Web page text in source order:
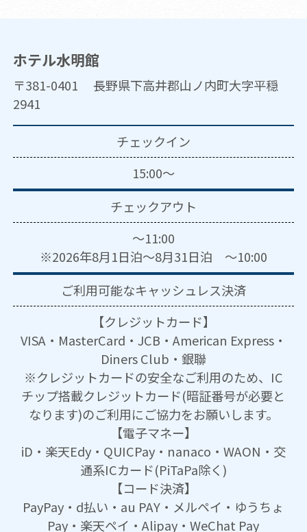
ホテル水明館
〒381-0401 長野県下高井郡山ノ内町大字平穏
2941
チェックイン
15:00～
チェックアウト
～11:00
※2026年8月1日泊～8月31日泊 ～10:00
ご利用可能なキャッシュレス決済
【クレジットカード】
VISA・MasterCard・JCB・American Express・
Diners Club・銀聯
※クレジットカードの安全なご利用のため、IC
チップ搭載クレジットカード(暗証番号が必要と
なります)のご利用にご協力をお願いします。
【電子マネー】
iD・楽天Edy・QUICPay・nanaco・WAON・交
通系ICカード(PiTaPa除く)
【コード決済】
PayPay・d払い・au PAY・メルペイ・ゆうちょ
Pay・楽天ペイ・Alipay・WeChat Pay